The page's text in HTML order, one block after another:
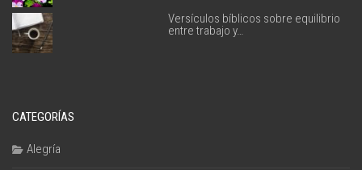
Versículos bíblicos sobre equilibrio
entre trabajo y…
CATEGORÍAS
Alegría